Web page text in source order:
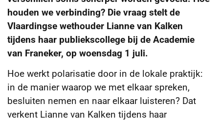
houden we verbinding? Die vraag stelt de
Vlaardingse wethouder Lianne van Kalken
tijdens haar publiekscollege bij de Academie
van Franeker, op woensdag 1 juli.
Hoe werkt polarisatie door in de lokale praktijk:
in de manier waarop we met elkaar spreken,
besluiten nemen en naar elkaar luisteren? Dat
verkent Lianne van Kalken tijdens haar